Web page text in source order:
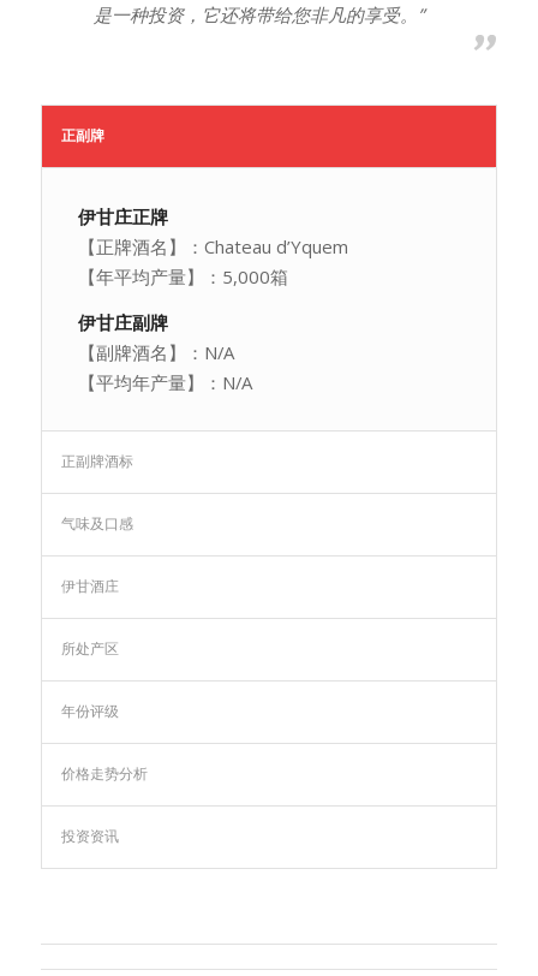
是一种投资，它还将带给您非凡的享受。”
正副牌
伊甘庄正牌
【正牌酒名】：Chateau d’Yquem
【年平均产量】：5,000箱
伊甘庄副牌
【副牌酒名】：N/A
【平均年产量】：N/A
正副牌酒标
气味及口感
伊甘酒庄
所处产区
年份评级
价格走势分析
投资资讯